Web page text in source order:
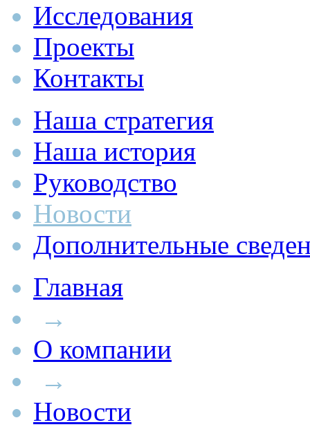
Исследования
Проекты
Контакты
Наша стратегия
Наша история
Руководство
Новости
Дополнительные
Главная
→
О компании
→
Новости